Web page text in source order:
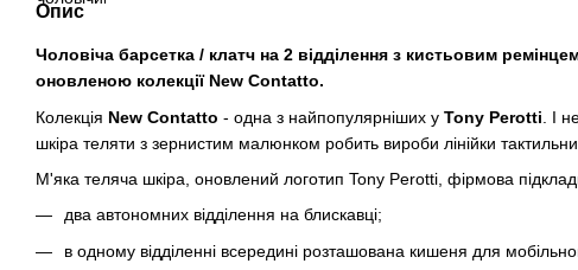
Опис
Чоловіча барсетка / клатч на 2 відділення з кистьовим
оновленою колекції New Contatto.
Колекція New Contatto - одна з найпопулярніших у Tony Perotti . І
шкіра теляти з зернистим малюнком робить вироби лінійки
М'яка теляча шкіра, оновлений логотип Tony Perotti, фірмова
два автономних відділення на блискавці;
в одному відділенні всередині розташована кишеня для